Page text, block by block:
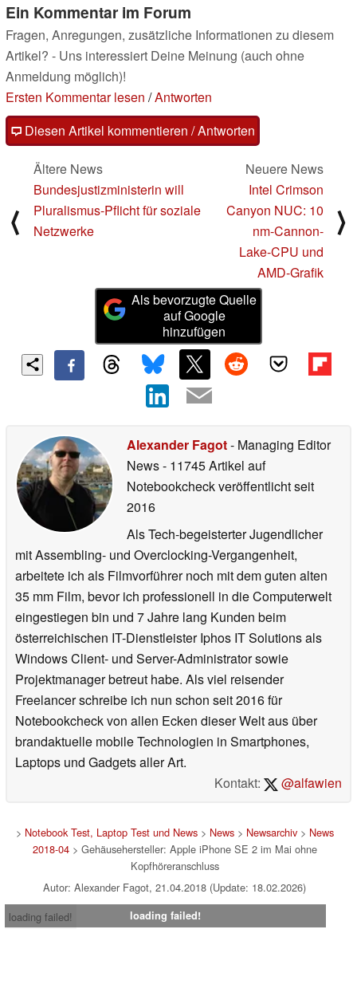
Ein Kommentar im Forum
Fragen, Anregungen, zusätzliche Informationen zu diesem
Artikel? - Uns interessiert Deine Meinung (auch ohne
Anmeldung möglich)!
Ersten Kommentar lesen /Antworten
Diesen Artikel kommentieren / Antworten
⟨
Ältere News
Bundesjustizministerin will
Pluralismus-Pflicht für soziale
Netzwerke
Neuere News
Intel Crimson
Canyon NUC: 10
nm-Cannon-
Lake-CPU und
AMD-Grafik
⟩
Als bevorzugte Quelle
auf Google
hinzufügen
Alexander Fagot- Managing Editor
News- 11745 Artikel auf
Notebookcheck veröffentlichtseit
2016
Als Tech-begeisterter Jugendlicher
mit Assembling- und Overclocking-Vergangenheit,
arbeitete ich als Filmvorführer noch mit dem guten alten
35 mm Film, bevor ich professionell in die Computerwelt
eingestiegen bin und 7 Jahre lang Kunden beim
österreichischen IT-Dienstleister Iphos IT Solutions als
Windows Client- und Server-Administrator sowie
Projektmanager betreut habe. Als viel reisender
Freelancer schreibe ich nun schon seit 2016 für
Notebookcheck von allen Ecken dieser Welt aus über
brandaktuelle mobile Technologien in Smartphones,
Laptops und Gadgets aller Art.
Kontakt:
@alfawien
> Notebook Test, Laptop Test und News> News> Newsarchiv> News
2018-04> Gehäusehersteller: Apple iPhone SE 2 im Mai ohne
Kopfhöreranschluss
Autor: Alexander Fagot, 21.04.2018 (Update: 18.02.2026)
loading failed!
loading failed!